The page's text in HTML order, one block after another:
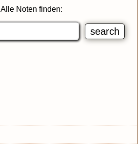
Alle Noten finden: